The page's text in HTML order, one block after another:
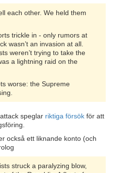
each other. We held them
trickle in - only rumors at
wasn’t an invasion at all.
weren’t trying to take the
a lightning raid on the
worse: the Supreme
speglar riktiga försök för att
också ett liknande konto (och
struck a paralyzing blow,